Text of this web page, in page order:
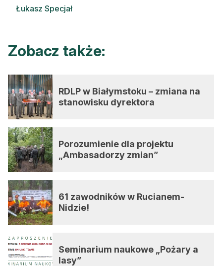
Łukasz Specjał
Zobacz także:
RDLP w Białymstoku – zmiana na
stanowisku dyrektora
Porozumienie dla projektu
„Ambasadorzy zmian”
61 zawodników w Rucianem-
Nidzie!
Seminarium naukowe „Pożary a
lasy”